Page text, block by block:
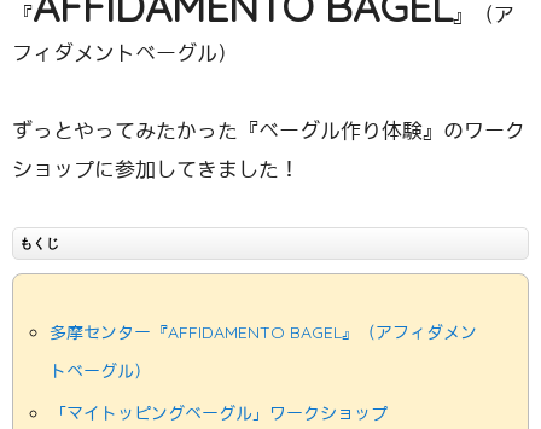
『
』（ア
フィダメントベーグル）
ずっとやってみたかった『ベーグル作り体験』のワーク
ショップに参加してきました！
もくじ
多摩センター『AFFIDAMENTO BAGEL』（アフィダメン
トベーグル）
「マイトッピングベーグル」ワークショップ